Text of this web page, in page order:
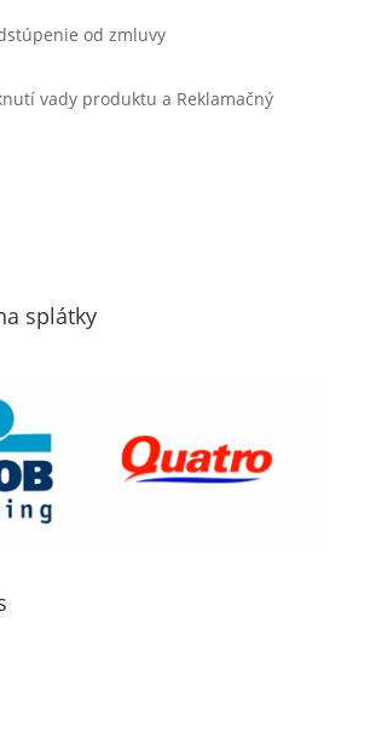
od zmluvy
vady produktu a Reklamačný
splátky